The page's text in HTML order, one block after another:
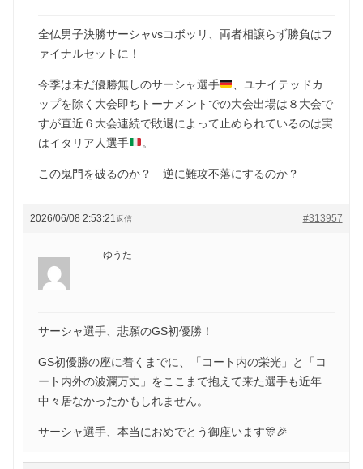
全仏男子決勝サーシャvsコボッリ、両者相譲らず勝負はフ
ァイナルセットに！
今季は未だ優勝無しのサーシャ選手
、ユナイテッドカ
ップを除く大会即ちトーナメントでの大会出場は８大会で
すが直近６大会連続で敗退によって止められているのは実
はイタリア人選手
。
この鬼門を破るのか？ 逆に難攻不落にするのか？
2026/06/08 2:53:21 #313957
返信
ゆうた
サーシャ選手、悲願のGS初優勝！
GS初優勝の座に着くまでに、「コート内の栄光」と「コ
ート内外の波瀾万丈」をここまで抱えて来た選手も近年
中々居なかったかもしれません。
サーシャ選手、本当におめでとう御座います🎊🎉